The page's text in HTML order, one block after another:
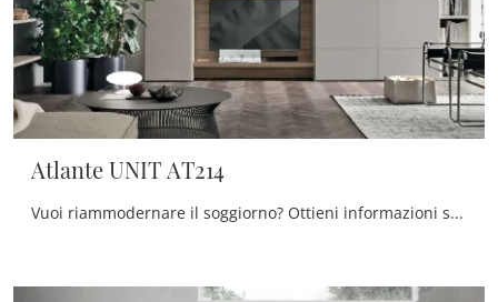
Atlante UNIT AT214
Vuoi riammodernare il soggiorno? Ottieni informazioni sulle librerie moderne a muro e arreda i tuoi interni con il modello Atlante UNIT AT214.